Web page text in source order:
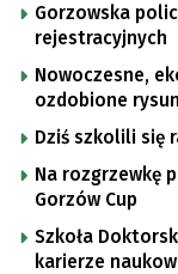
Gorzowska
rejestracyjnych
Nowoczesne,
ozdobione
Dziś szkolili się
Na rozgrzewkę
Gorzów Cup
Szkoła
karierze